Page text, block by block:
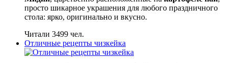
просто шикарное украшения для любого праздничного
стола: ярко, оригинально и вкусно.
Читали 3499 чел.
Отличные рецепты чизкейка